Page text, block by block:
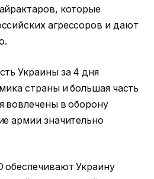
которые
агрессоров и дают
Украины за 4 дня
страны и большая часть
вовлечены в оборону
армии значительно
Украину